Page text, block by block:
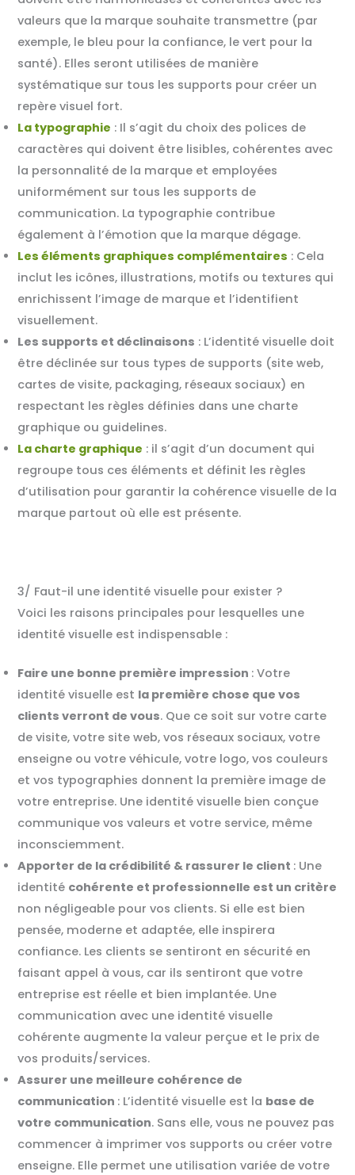
valeurs que la marque souhaite transmettre (par
exemple, le bleu pour la confiance, le vert pour la
santé). Elles seront utilisées de manière
systématique sur tous les supports pour créer un
repère visuel fort.
La typographie : Il s’agit du choix des polices de
caractères qui doivent être lisibles, cohérentes avec
la personnalité de la marque et employées
uniformément sur tous les supports de
communication. La typographie contribue
également à l’émotion que la marque dégage.
Les éléments graphiques complémentaires : Cela
inclut les icônes, illustrations, motifs ou textures qui
enrichissent l’image de marque et l’identifient
visuellement.
Les supports et déclinaisons : L’identité visuelle doit
être déclinée sur tous types de supports (site web,
cartes de visite, packaging, réseaux sociaux) en
respectant les règles définies dans une charte
graphique ou guidelines.
La charte graphique : il s’agit d’un document qui
regroupe tous ces éléments et définit les règles
d’utilisation pour garantir la cohérence visuelle de la
marque partout où elle est présente.
3/ Faut-il une identité visuelle pour exister ?
Voici les raisons principales pour lesquelles une
identité visuelle est indispensable :
Faire une bonne première impression : Votre
identité visuelle est la première chose que vos
clients verront de vous. Que ce soit sur votre carte
de visite, votre site web, vos réseaux sociaux, votre
enseigne ou votre véhicule, votre logo, vos couleurs
et vos typographies donnent la première image de
votre entreprise. Une identité visuelle bien conçue
communique vos valeurs et votre service, même
inconsciemment.
Apporter de la crédibilité & rassurer le client : Une
identité cohérente et professionnelle est un critère
non négligeable pour vos clients. Si elle est bien
pensée, moderne et adaptée, elle inspirera
confiance. Les clients se sentiront en sécurité en
faisant appel à vous, car ils sentiront que votre
entreprise est réelle et bien implantée. Une
communication avec une identité visuelle
cohérente augmente la valeur perçue et le prix de
vos produits/services.
Assurer une meilleure cohérence de
communication : L’identité visuelle est la base de
votre communication. Sans elle, vous ne pouvez pas
commencer à imprimer vos supports ou créer votre
enseigne. Elle permet une utilisation variée de votre